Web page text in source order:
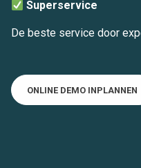
Superservice
De beste service door
ONLINE DEMO INPLANNEN